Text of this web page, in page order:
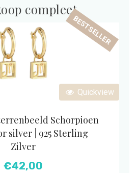
compleet
Quickview
BESTSELLER
Schorpioen
silver | 925 Sterling
Zilver
€42,00